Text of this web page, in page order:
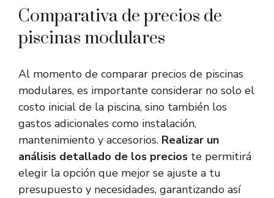
Comparativa de precios de
piscinas modulares
Al momento de comparar precios de piscinas
modulares, es importante considerar no solo el
costo inicial de la piscina, sino también los
gastos adicionales como instalación,
mantenimiento y accesorios. Realizar un
análisis detallado de los precios te permitirá
elegir la opción que mejor se ajuste a tu
presupuesto y necesidades, garantizando así